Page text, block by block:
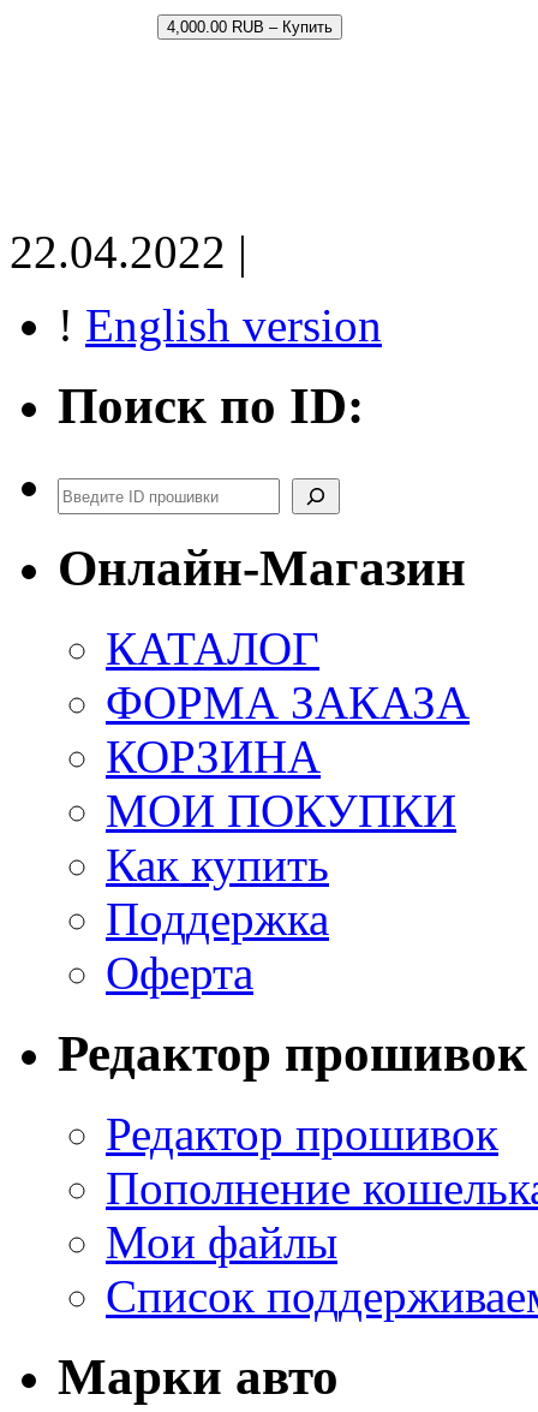
4,000.00 RUB – Купить
22.04.2022 |
! English version
Поиск по ID:
Поиск
Онлайн-Магазин
КАТАЛОГ
ФОРМА ЗАКАЗА
КОРЗИНА
МОИ ПОКУПКИ
Как купить
Поддержка
Оферта
Редактор прошивок
Редактор прошивок
Пополнение
Мои файлы
Список
Марки авто